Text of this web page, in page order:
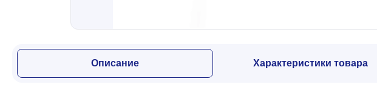
Профили для гипсокартона
Дача и сад
Описание Характеристики товара